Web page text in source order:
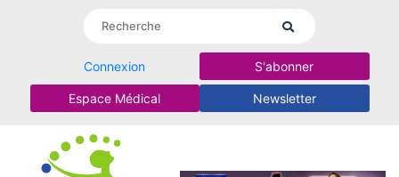
Connexion S'abonner
Espace Médical Newsletter